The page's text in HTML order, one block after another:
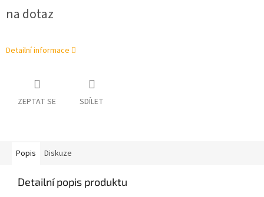
cena:
na dotaz
Detailní informace
ZEPTAT SE SDÍLET
Popis Diskuze
Detailní popis produktu